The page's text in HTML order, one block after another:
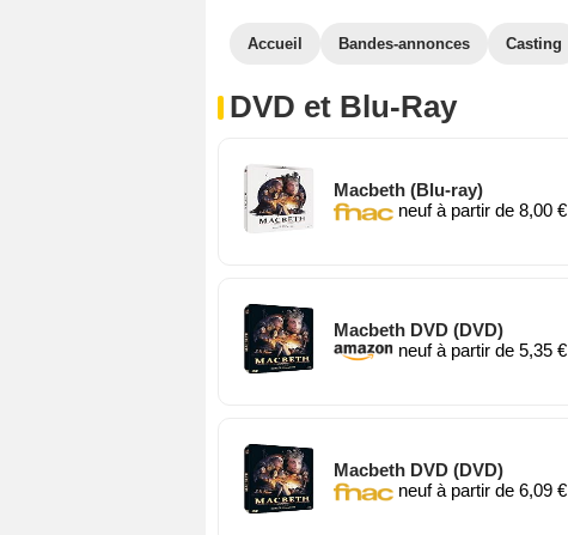
Accueil Bandes-annonces Casting
DVD et Blu-Ray
Macbeth (Blu-ray)
neuf à partir de 8,00 €
Macbeth DVD (DVD)
neuf à partir de 5,35 €
Macbeth DVD (DVD)
neuf à partir de 6,09 €